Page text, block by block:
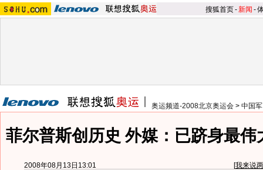
搜狐首页-新闻 -
奥运频道-2008北京奥运会 > 中国
菲尔普斯创历史 外媒：已跻身最伟
2008年08月13日13:01 [我来说